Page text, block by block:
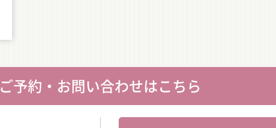
ご予約・お問い合わせはこちら